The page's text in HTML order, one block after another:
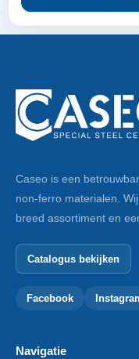
Caseo is een
non-ferro materialen.
breed assortiment en
Catalogus bekijken
Facebook
Navigatie